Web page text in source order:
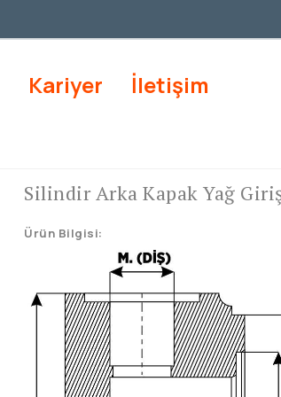
Silindir Arka Kapak Yağ
Ürün Bilgisi:
Kariyer İletişim